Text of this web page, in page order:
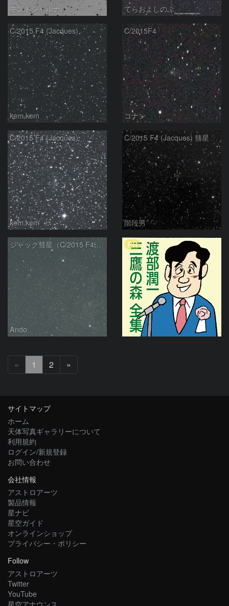
モンドシャルナ てらおよしのぶ
C/2015 F4 (Jacques)
kem.kem
C/2015F4
コナン
C/2015 F4 (Jacques)
kem.kem
C/2015 F4 (Jacques) 彗星
階段男
ジャック彗星（C/2015 F4）とNGC6830、あれい星雲
Ando
PR
« 1 2 »
へ
サイトマップ
ホーム
天体写真ギャラリーについて
利用規約
ログイン/新規登録
お問い合わせ
会社情報
アストロアーツ
製品情報
星ナビ
星空ガイド
オンラインショップ
プライバシー・ポリシー
Follow
アストロアーツ
Twitter
YouTube
星空アナウンス